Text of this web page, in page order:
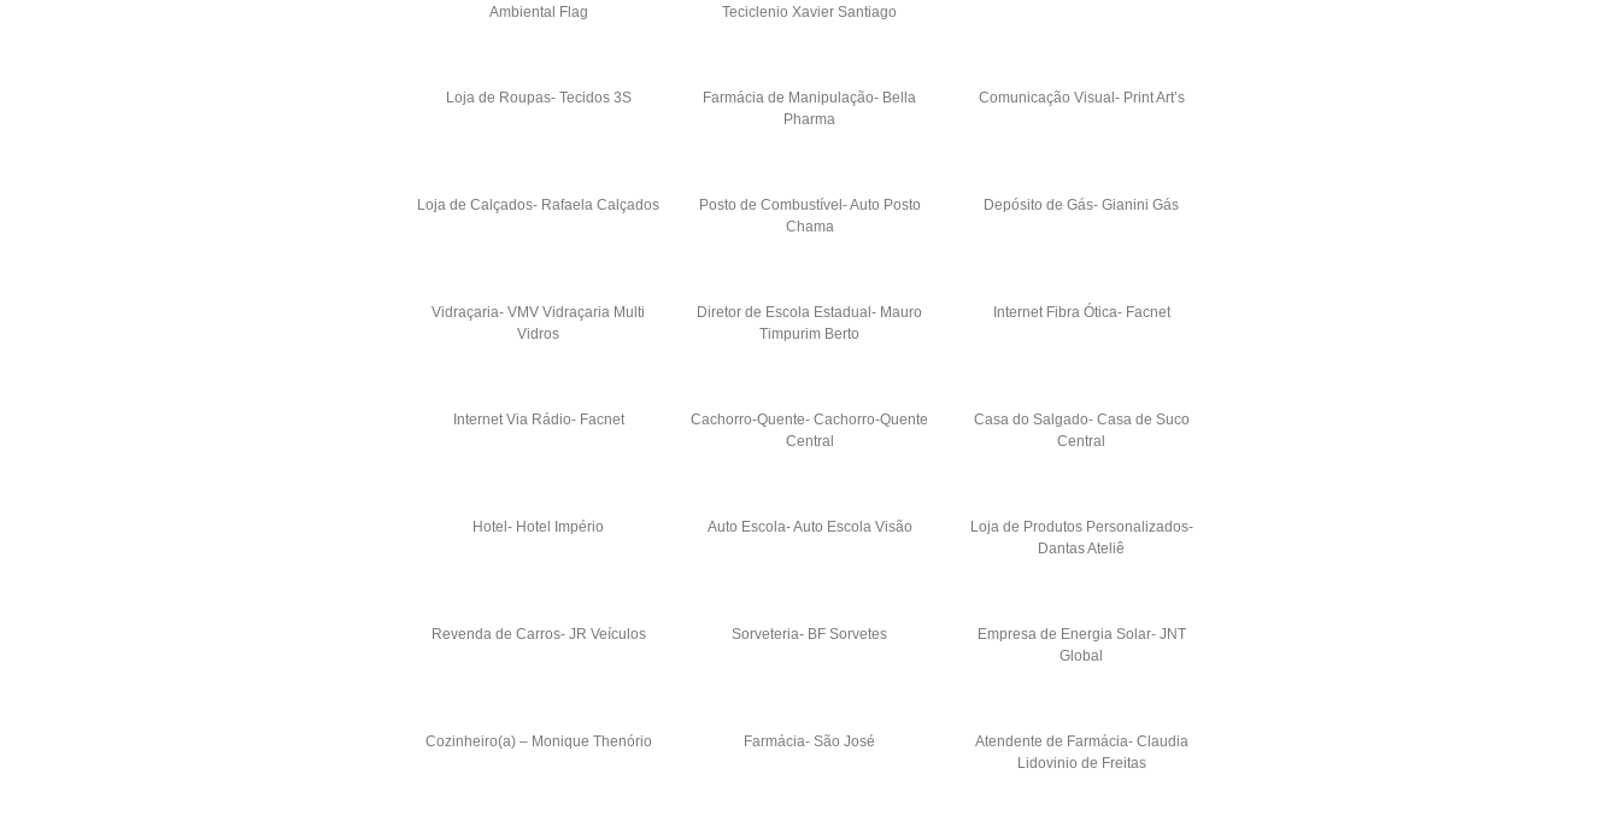
Ambiental Flag
Teciclenio Xavier Santiago
Loja de Roupas- Tecidos 3S
Farmácia de Manipulação- Bella
Pharma
Comunicação Visual- Print Art’s
Loja de Calçados- Rafaela Calçados
Posto de Combustível- Auto Posto
Chama
Depósito de Gás- Gianini Gás
Vidraçaria- VMV Vidraçaria Multi
Vidros
Diretor de Escola Estadual- Mauro
Timpurim Berto
Internet Fibra Ótica- Facnet
Internet Via Rádio- Facnet
Cachorro-Quente- Cachorro-Quente
Central
Casa do Salgado- Casa de Suco
Central
Hotel- Hotel Império Auto Escola- Auto Escola Visão
Loja de Produtos Personalizados-
Dantas Ateliê
Revenda de Carros- JR Veículos Sorveteria- BF Sorvetes
Empresa de Energia Solar- JNT
Global
Cozinheiro(a) – Monique Thenório Farmácia- São José
Atendente de Farmácia- Claudia
Lidovinio de Freitas